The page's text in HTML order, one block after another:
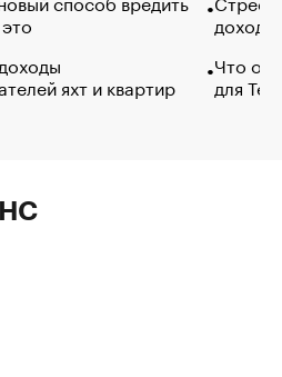
яхт и квартир
Что
для